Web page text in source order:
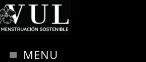
MENU